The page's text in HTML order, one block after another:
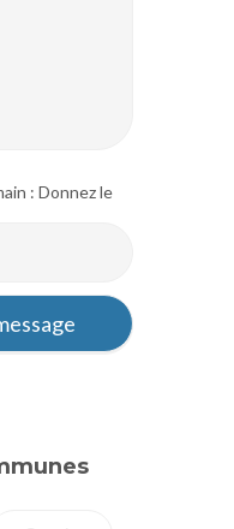
: Donnez le